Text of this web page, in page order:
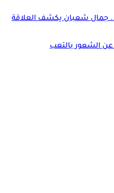
جمال شعبان يكشف العلاقة